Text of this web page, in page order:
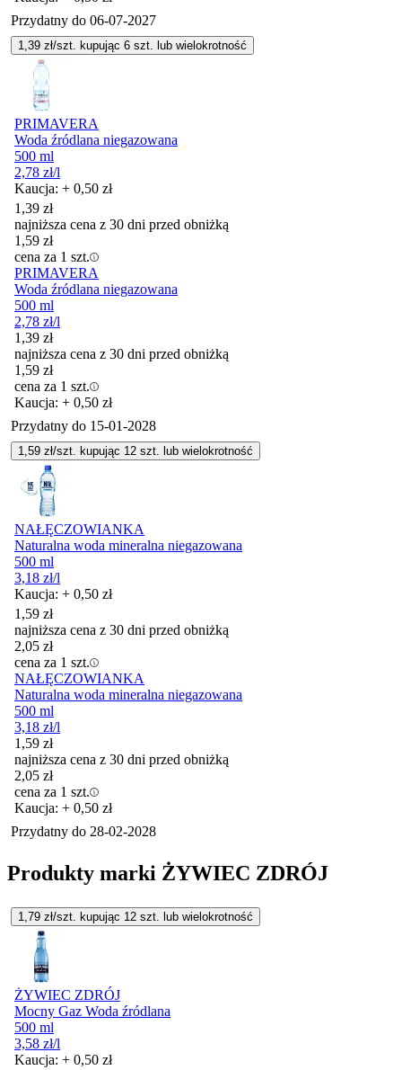
Przydatny do 06-07-2027
1,39 zł/szt. kupując 6 szt. lub wielokrotność
PRIMAVERA
Woda źródlana niegazowana
500 ml
2,78 zł/l
Kaucja: + 0,50 zł
1,39 zł
najniższa cena z 30 dni przed obniżką
1,59 zł
cena za 1 szt.
PRIMAVERA
Woda źródlana niegazowana
500 ml
2,78 zł/l
1,39 zł
najniższa cena z 30 dni przed obniżką
1,59 zł
cena za 1 szt.
Kaucja: + 0,50 zł
Przydatny do 15-01-2028
1,59 zł/szt. kupując 12 szt. lub wielokrotność
NAŁĘCZOWIANKA
Naturalna woda mineralna niegazowana
500 ml
3,18 zł/l
Kaucja: + 0,50 zł
1,59 zł
najniższa cena z 30 dni przed obniżką
2,05 zł
cena za 1 szt.
NAŁĘCZOWIANKA
Naturalna woda mineralna niegazowana
500 ml
3,18 zł/l
1,59 zł
najniższa cena z 30 dni przed obniżką
2,05 zł
cena za 1 szt.
Kaucja: + 0,50 zł
Przydatny do 28-02-2028
Produkty marki ŻYWIEC ZDRÓJ
1,79 zł/szt. kupując 12 szt. lub wielokrotność
ŻYWIEC ZDRÓJ
Mocny Gaz Woda źródlana
500 ml
3,58 zł/l
Kaucja: + 0,50 zł